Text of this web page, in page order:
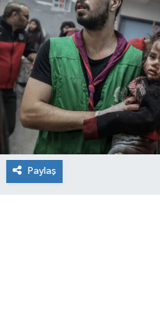
Paylaş